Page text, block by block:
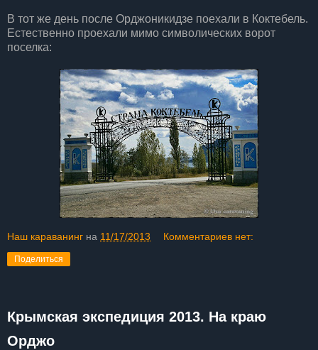
В тот же день после Орджоникидзе поехали в Коктебель.
Естественно проехали мимо символических ворот
поселка:
Наш караванинг на 11/17/2013 Комментариев нет:
Поделиться
Крымская экспедиция 2013. На краю
Орджо